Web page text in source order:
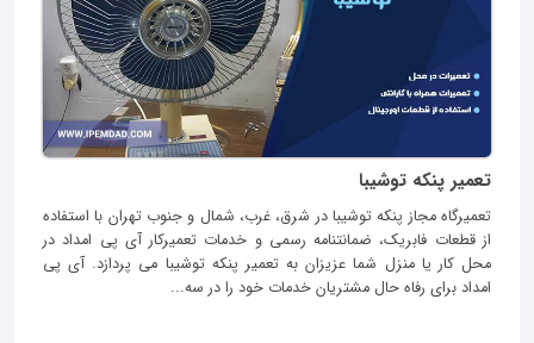
تعمیر پنکه توشیبا
تعمیرگاه مجاز پنکه توشیبا در شرق، غرب، شمال و جنوب تهران با استفاده
از قطعات فابریک، ضمانتنامه رسمی و خدمات تعمیرکار آی پی امداد در
محل کار یا منزل شما عزیزان به تعمیر پنکه توشیبا می پردازد. آی پی
امداد برای رفاه حال مشتریان خدمات خود را در سه...